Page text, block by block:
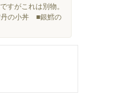
すがこれは別物。
丹の小丼 ■銀鱈の